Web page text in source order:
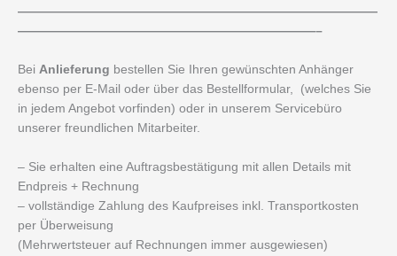
—————————————————————————————
————————————————————————–
Bei Anlieferung bestellen Sie Ihren gewünschten Anhänger
ebenso per E-Mail oder über das Bestellformular, (welches Sie
in jedem Angebot vorfinden) oder in unserem Servicebüro
unserer freundlichen Mitarbeiter.
– Sie erhalten eine Auftragsbestätigung mit allen Details mit
Endpreis + Rechnung
– vollständige Zahlung des Kaufpreises inkl. Transportkosten
per Überweisung
(Mehrwertsteuer auf Rechnungen immer ausgewiesen)